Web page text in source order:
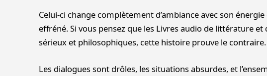
Celui-ci change complètement d’ambiance avec son
effréné. Si vous pensez que les Livres audio de littérature
sérieux et philosophiques, cette histoire prouve le contraire.
Les dialogues sont drôles, les situations absurdes, et